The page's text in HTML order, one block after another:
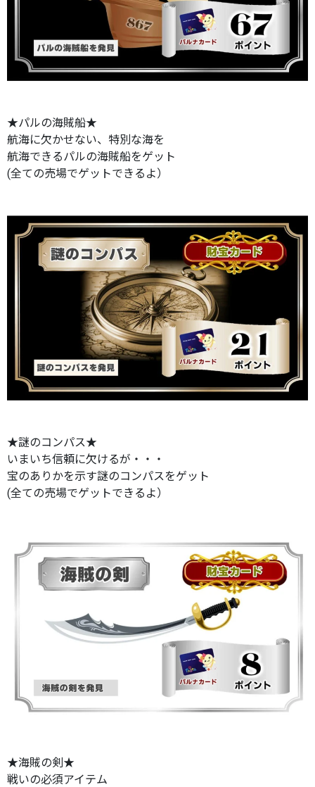
★パルの海賊船★
航海に欠かせない、特別な海を
航海できるパルの海賊船をゲット
(全ての売場でゲットできるよ）
★謎のコンパス★
いまいち信頼に欠けるが・・・
宝のありかを示す謎のコンパスをゲット
(全ての売場でゲットできるよ）
★海賊の剣★
戦いの必須アイテム